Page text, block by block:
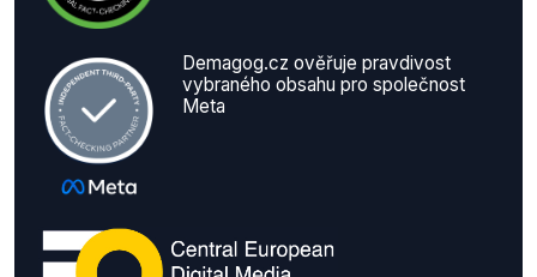
Demagog.cz ověřuje pravdivost
vybraného obsahu pro společnost
Meta